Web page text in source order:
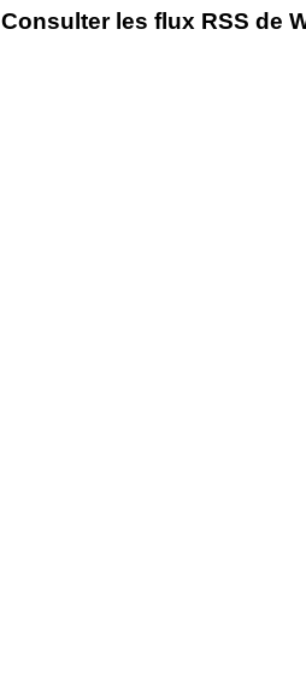
Consulter les flux RSS de